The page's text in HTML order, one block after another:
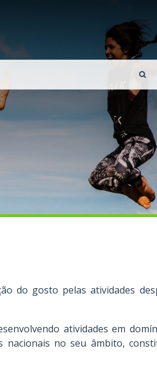
do gosto pelas atividades
atividades em
no seu âmbito,